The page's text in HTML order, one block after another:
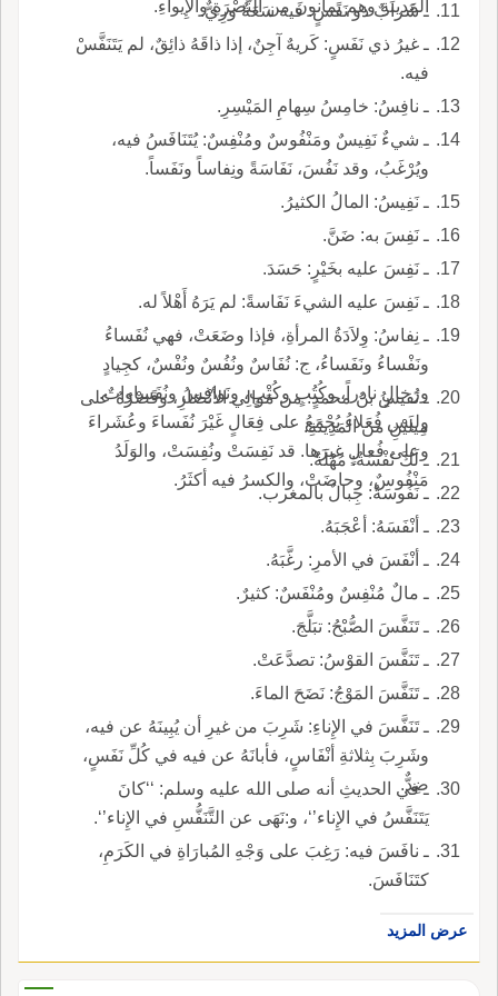
المَدينَةِ وهم يَمانونَ من النُّصْرَةِ والإِيواءِ.
ـ شَرابٌ ذو نَفَسٍ: فيه سَعَةٌ ورِيٌّ.
ـ غيرُ ذي نَفَسٍ: كَريهٌ آجِنٌ، إذا ذاقَهُ ذائِقٌ، لم يَتَنَفَّسْ
فيه.
ـ نافِسُ: خامِسُ سِهامِ المَيْسِرِ.
ـ شيءٌ نَفِيسٌ ومَنْفُوسٌ ومُنْفِسٌ: يُتَنَافَسُ فيه،
ويُرْغَبُ، وقد نَفُسَ، نَفَاسَةً ونِفاساً ونَفَساً.
ـ نَفِيسُ: المالُ الكثيرُ.
ـ نَفِسَ به: ضَنَّ.
ـ نَفِسَ عليه بخَيْرٍ: حَسَدَ.
ـ نَفِسَ عليه الشيءَ نَفَاسةً: لم يَرَهُ أَهْلاً له.
ـ نِفاسُ: وِلاَدَةُ المرأةِ، فإذا وضَعَتْ، فهي نُفَساءُ
ونَفْساءُ ونَفَساءُ، ج: نُفَاسٌ ونُفُسٌ ونُفْسٌ، كجِيادٍ
ورُخالٍ نادراً، وكُتُبٍ وكُتْبٍ، ونَوافِسُ ونُفَساواتٌ.
وليس فُعَلاءُ يُجْمَعُ على فِعَالٍ غَيْرَ نُفَساءَ وعُشَراءَ
وعلى فُعالٍ غيرَها. قد نَفِسَتْ ونُفِسَتْ، والوَلَدُ
مَنْفُوسٌ، وحاضَتْ، والكسرُ فيه أكثَرُ.
ـ نَفيسُ بنُ محمدٍ: من مَوالِي الأنْصَارِ، وقَصْرُهُ على
مِيلَيْنِ من المَدِينَةِ.
ـ لَكَ نُفْسَةٌ: مُهْلَةٌ.
ـ نَفُوسَةٌ: جِبالٌ بالمغرب.
ـ أنْفَسَهُ: أعْجَبَهُ.
ـ أنْفَسَ في الأمرِ: رغَّبَهُ.
ـ مالٌ مُنْفِسٌ ومُنْفَسٌ: كثيرٌ.
ـ تَنَفَّسَ الصُّبْحُ: تبَلَّجَ.
ـ تَنَفَّسَ القوْسُ: تصدَّعَتْ.
ـ تَنَفَّسَ المَوْجُ: نَضَحَ الماءَ.
ـ تَنَفَّسَ في الإِناءِ: شَرِبَ من غيرِ أن يُبِينَهُ عن فيه،
وشَرِبَ بِثلاثةِ أنْفَاسٍ، فأبانَهُ عن فيه في كُلِّ نَفَسٍ،
ضِدٌّ.
ـ في الحديثِ أنه صلى الله عليه وسلم: ‘‘كانَ
يَتَنَفَّسُ في الإِناء’‘، و:نَهَى عن التَّنَفُّسِ في الإِناء’‘.
ـ نافَسَ فيه: رَغِبَ على وَجْهِ المُبارَاةِ في الكَرَمِ،
كتَنَافَسَ.
عرض المزيد